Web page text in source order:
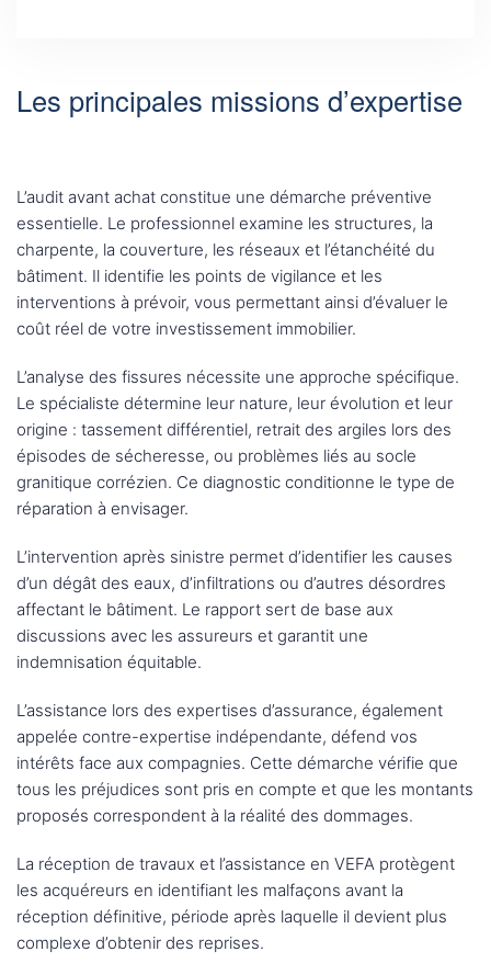
Les principales missions d’expertise
L’audit avant achat constitue une démarche préventive
essentielle. Le professionnel examine les structures, la
charpente, la couverture, les réseaux et l’étanchéité du
bâtiment. Il identifie les points de vigilance et les
interventions à prévoir, vous permettant ainsi d’évaluer le
coût réel de votre investissement immobilier.
L’analyse des fissures nécessite une approche spécifique.
Le spécialiste détermine leur nature, leur évolution et leur
origine : tassement différentiel, retrait des argiles lors des
épisodes de sécheresse, ou problèmes liés au socle
granitique corrézien. Ce diagnostic conditionne le type de
réparation à envisager.
L’intervention après sinistre permet d’identifier les causes
d’un dégât des eaux, d’infiltrations ou d’autres désordres
affectant le bâtiment. Le rapport sert de base aux
discussions avec les assureurs et garantit une
indemnisation équitable.
L’assistance lors des expertises d’assurance, également
appelée contre-expertise indépendante, défend vos
intérêts face aux compagnies. Cette démarche vérifie que
tous les préjudices sont pris en compte et que les montants
proposés correspondent à la réalité des dommages.
La réception de travaux et l’assistance en VEFA protègent
les acquéreurs en identifiant les malfaçons avant la
réception définitive, période après laquelle il devient plus
complexe d’obtenir des reprises.